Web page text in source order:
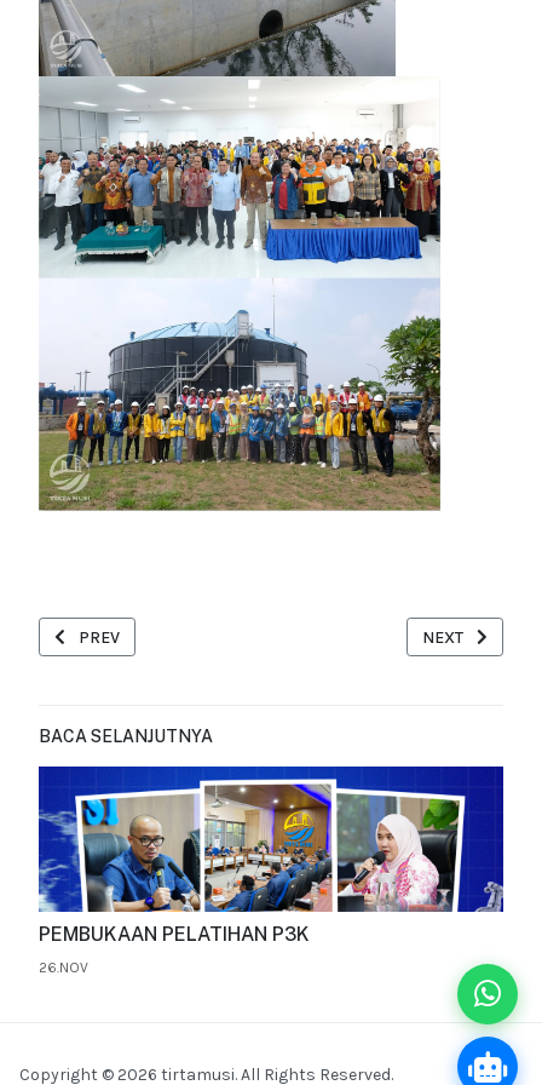
BACA SELANJUTNYA
PEMBUKAAN PELATIHAN P3K
26.NOV
PREVIOUS ARTICLE: KUNJUNGAN EDUKASI - SELASA, 6
PREV NEXT
NEXT
Copyright © 2026 tirtamusi. All Rights Reserved.